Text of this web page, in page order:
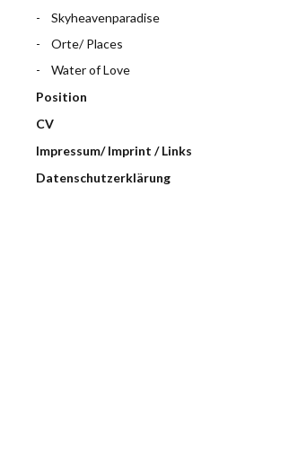
Skyheavenparadise
Orte/ Places
Water of Love
Position
CV
Impressum/ Imprint / Links
Datenschutzerklärung